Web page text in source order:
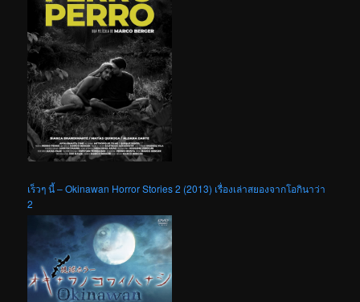
เร็วๆ นี้ – Okinawan Horror Stories 2 (2013) เรื่องเล่าสยองจากโอกินาว่า
2